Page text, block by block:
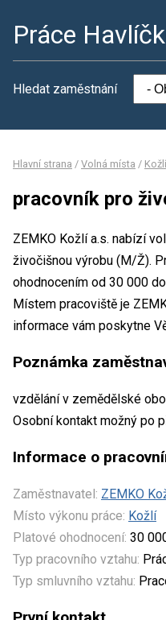
Práce
Hledat zaměstnání
Hlavní strana / Volná místa / Kožlí
pracovník pro
ZEMKO Kožlí a.s. nabízí
živočišnou výrobu (M/Ž).
ohodnocením od 30 000
Místem pracoviště je
informace vám poskytne
Poznámka
vzdělání v zemědělské
Osobní kontakt možný po
Informace o
Zaměstnavatel: ZEMKO
Místo výkonu práce: Kožlí
Platové ohodnocení: 30
Typ pracovního vztahu:
Typ smluvního vztahu: